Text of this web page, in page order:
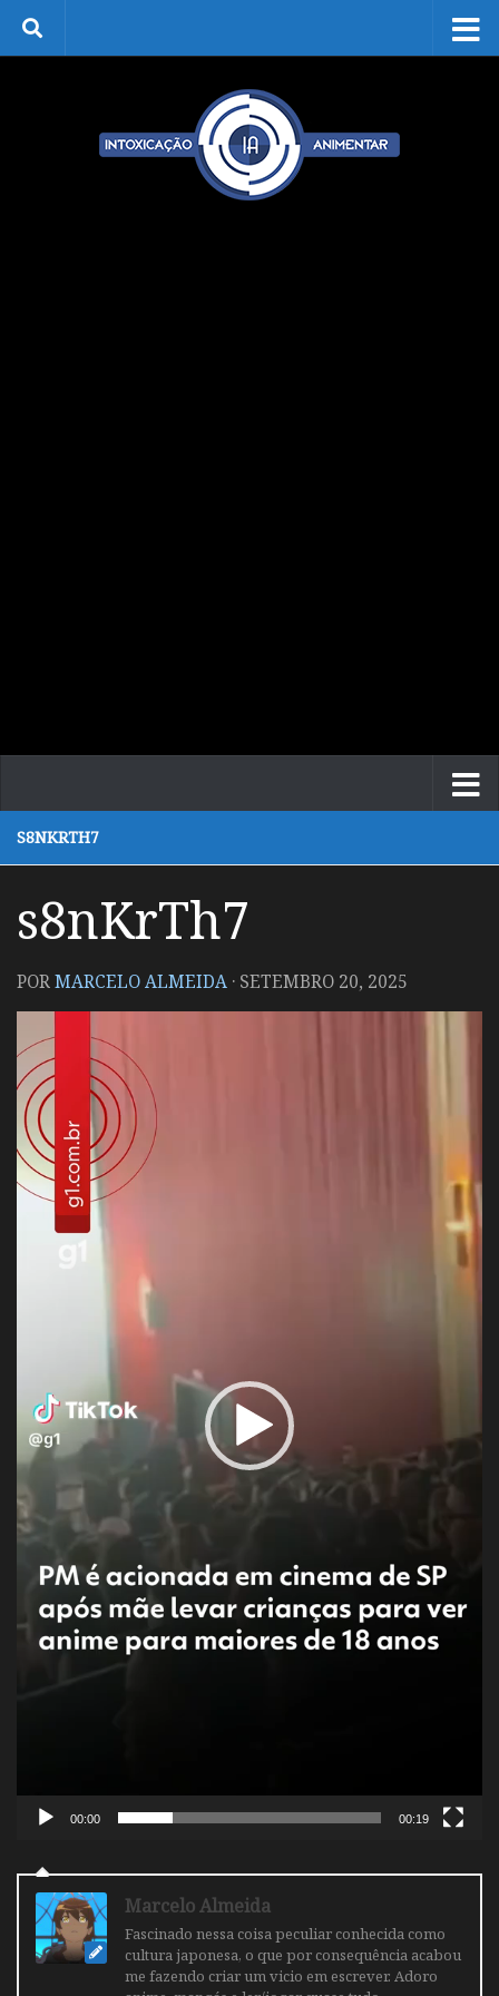
Skip to content
S8NKRTH7
s8nKrTh7
PORMARCELO ALMEIDA · SETEMBRO 20, 2025
de
vídeo
00:00 00:19
Marcelo Almeida
Fascinado nessa coisa peculiar conhecida como
cultura japonesa, o que por consequência acabou
me fazendo criar um vicio em escrever. Adoro